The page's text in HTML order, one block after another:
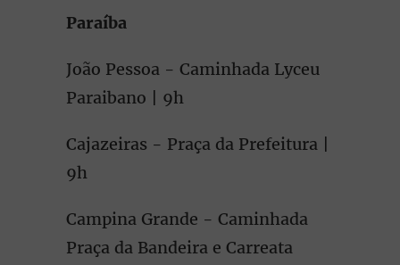
Paraíba
João Pessoa - Caminhada Lyceu
Paraibano | 9h
Cajazeiras - Praça da Prefeitura |
9h
Campina Grande - Caminhada
Praça da Bandeira e Carreata